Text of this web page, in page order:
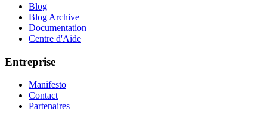
Blog
Blog Archive
Documentation
Centre d'Aide
Entreprise
Manifesto
Contact
Partenaires